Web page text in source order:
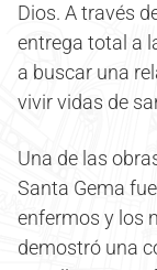
Dios. A través
entrega total a
a buscar una
vivir vidas de
Una de las
Santa Gema
enfermos y los
demostró una